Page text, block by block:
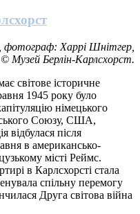
фотограф: Харрі Шнітгер,
© Музей Берлін-Карлсхорст.
світове історичне
1945 року було
німецького
Союзу, США,
відбулася після
в американсько-
місті Реймс.
в Карлсхорсті стала
спільну перемогу
Друга світова війна